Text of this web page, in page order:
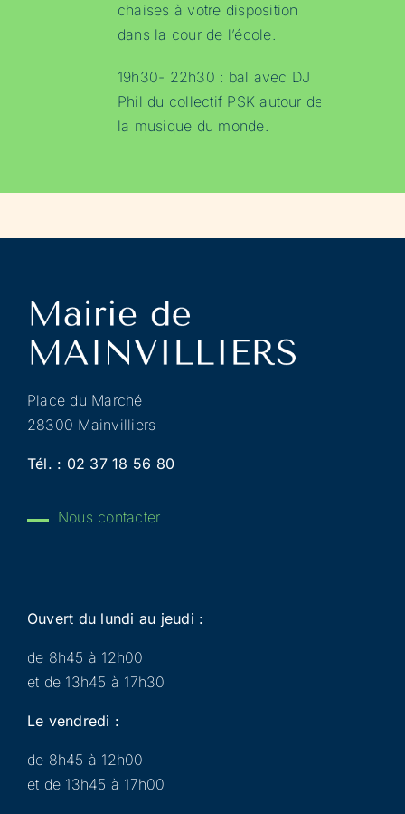
chaises à votre disposition
dans la cour de l’école.
19h30- 22h30 : bal avec DJ
Phil du collectif PSK autour de
la musique du monde.
Place du Marché
28300 Mainvilliers
Tél. : 02 37 18 56 80
Nous contacter
Ouvert du lundi au jeudi :
de 8h45 à 12h00
et de 13h45 à 17h30
Le vendredi :
de 8h45 à 12h00
et de 13h45 à 17h00